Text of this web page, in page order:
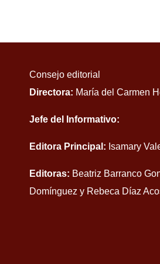
Consejo editorial
Directora: María del Carmen
Jefe del Informativo:
Editora Principal: Isamary
Editoras: Beatriz Barranco
Domínguez y Rebeca Díaz